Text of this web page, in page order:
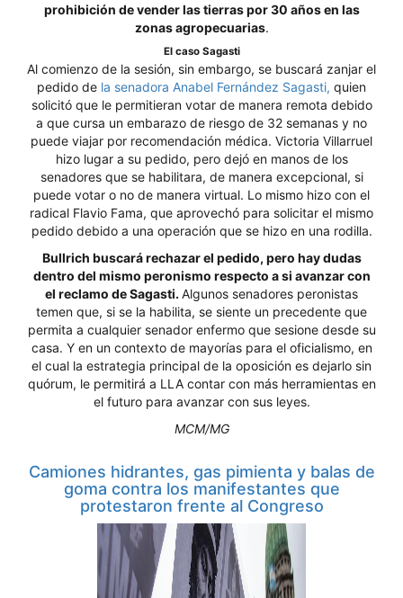
prohibición de vender las tierras por 30 años en las
zonas agropecuarias.
El caso Sagasti
Al comienzo de la sesión, sin embargo, se buscará zanjar el
pedido de la senadora Anabel Fernández Sagasti, quien
solicitó que le permitieran votar de manera remota debido
a que cursa un embarazo de riesgo de 32 semanas y no
puede viajar por recomendación médica. Victoria Villarruel
hizo lugar a su pedido, pero dejó en manos de los
senadores que se habilitara, de manera excepcional, si
puede votar o no de manera virtual. Lo mismo hizo con el
radical Flavio Fama, que aprovechó para solicitar el mismo
pedido debido a una operación que se hizo en una rodilla.
Bullrich buscará rechazar el pedido, pero hay dudas
dentro del mismo peronismo respecto a si avanzar con
el reclamo de Sagasti. Algunos senadores peronistas
temen que, si se la habilita, se siente un precedente que
permita a cualquier senador enfermo que sesione desde su
casa. Y en un contexto de mayorías para el oficialismo, en
el cual la estrategia principal de la oposición es dejarlo sin
quórum, le permitirá a LLA contar con más herramientas en
el futuro para avanzar con sus leyes.
MCM/MG
Camiones hidrantes, gas pimienta y balas de
goma contra los manifestantes que
protestaron frente al Congreso